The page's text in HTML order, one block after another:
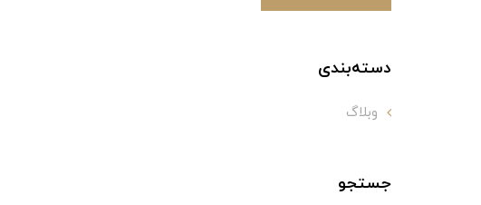
دسته‌بندی
وبلاگ
جستجو